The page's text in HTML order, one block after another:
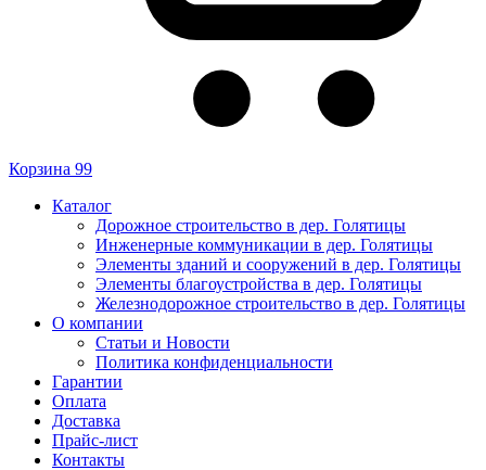
Корзина 99
Каталог
Дорожное строительство в дер. Голятицы
Инженерные коммуникации в дер. Голятицы
Элементы зданий и сооружений в дер. Голятицы
Элементы благоустройства в дер. Голятицы
Железнодорожное строительство в дер. Голятицы
О компании
Статьи и Новости
Политика конфиденциальности
Гарантии
Оплата
Доставка
Прайс-лист
Контакты